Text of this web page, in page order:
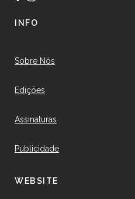
INFO
Sobre Nós
Edições
Assinaturas
Publicidade
WEBSITE